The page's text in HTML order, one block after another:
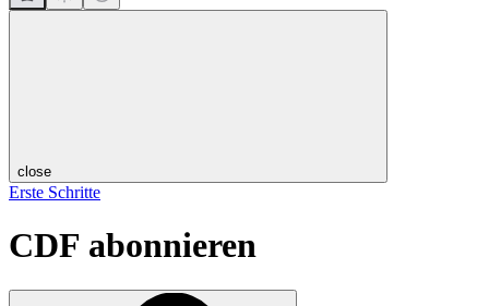
close
Erste Schritte
CDF abonnieren